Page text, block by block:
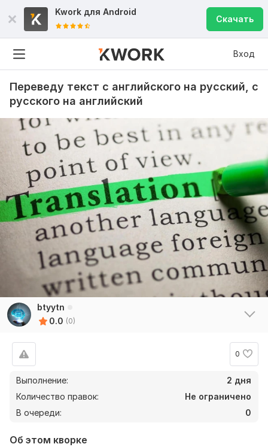
Kwork для Android
Скачать
Вход
Переведу текст с английского на русский, с
русского на английский
btyytn
0.0 (0)
0
Выполнение:
2 дня
Количество правок:
Не ограничено
В очереди:
0
Об этом кворке